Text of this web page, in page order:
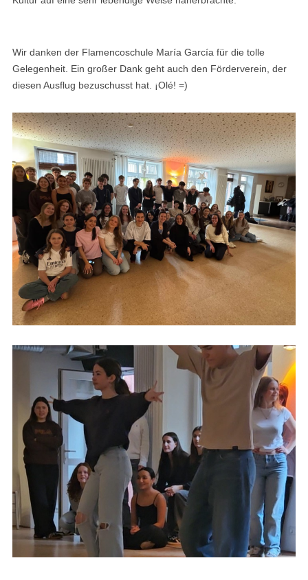
Wir danken der Flamencoschule María García für die tolle
Gelegenheit. Ein großer Dank geht auch den Förderverein, der
diesen Ausflug bezuschusst hat. ¡Olé! =)